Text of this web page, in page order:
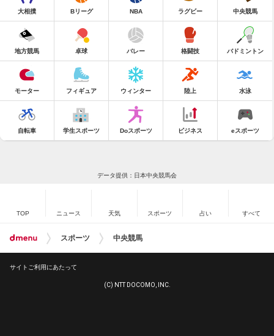
大相撲 Bリーグ NBA ラグビー 中央競馬
地方競馬 卓球 バレー 格闘技 バドミントン
モーター フィギュア ウィンター 陸上 水泳
自転車 学生スポーツ Doスポーツ ビジネス eスポーツ
データ提供：日本中央競馬会
TOP ニュース 天気 スポーツ 占い すべて
スポーツ 中央競馬
サイトご利用にあたって
(C) NTT DOCOMO, INC.